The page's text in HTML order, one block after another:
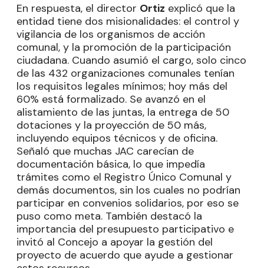
En respuesta, el director Ortiz explicó que la
entidad tiene dos misionalidades: el control y
vigilancia de los organismos de acción
comunal, y la promoción de la participación
ciudadana. Cuando asumió el cargo, solo cinco
de las 432 organizaciones comunales tenían
los requisitos legales mínimos; hoy más del
60% está formalizado. Se avanzó en el
alistamiento de las juntas, la entrega de 50
dotaciones y la proyección de 50 más,
incluyendo equipos técnicos y de oficina.
Señaló que muchas JAC carecían de
documentación básica, lo que impedía
trámites como el Registro Único Comunal y
demás documentos, sin los cuales no podrían
participar en convenios solidarios, por eso se
puso como meta. También destacó la
importancia del presupuesto participativo e
invitó al Concejo a apoyar la gestión del
proyecto de acuerdo que ayude a gestionar